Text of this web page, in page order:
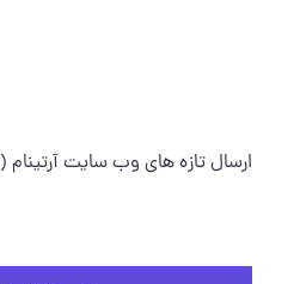
ارسال تازه های وب سایت آرتینام (artinam.com) جدیدترین محصولات، اخبار و مطالب، فروشهای ویژه و تخفیفات